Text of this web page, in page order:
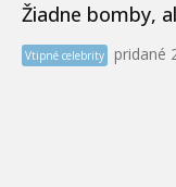
Žiadne bomby,
Vtipné celebrity pridané